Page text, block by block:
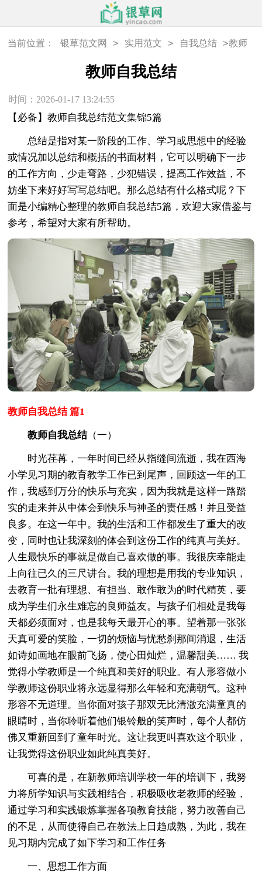
当前位置： 银草范文网 > 实用范文 > 自我总结 >教师
教师自我总结
时间：2026-01-17 13:24:55
【必备】教师自我总结范文集锦5篇
总结是指对某一阶段的工作、学习或思想中的经验
或情况加以总结和概括的书面材料，它可以明确下一步
的工作方向，少走弯路，少犯错误，提高工作效益，不
妨坐下来好好写写总结吧。那么总结有什么格式呢？下
面是小编精心整理的教师自我总结5篇，欢迎大家借鉴与
参考，希望对大家有所帮助。
教师自我总结 篇1
教师自我总结（一）
时光荏苒，一年时间已经从指缝间流逝，我在西海
小学见习期的教育教学工作已到尾声，回顾这一年的工
作，我感到万分的快乐与充实，因为我就是这样一路踏
实的走来并从中体会到快乐与神圣的责任感！并且受益
良多。在这一年中。我的生活和工作都发生了重大的改
变，同时也让我深刻的体会到这份工作的纯真与美好。
人生最快乐的事就是做自己喜欢做的事。我很庆幸能走
上向往已久的三尺讲台。我的理想是用我的专业知识，
去教育一批有理想、有担当、敢作敢为的时代精英，要
成为学生们永生难忘的良师益友。与孩子们相处是我每
天都必须面对，也是我每天最开心的事。望着那一张张
天真可爱的笑脸，一切的烦恼与忧愁刹那间消退，生活
如诗如画地在眼前飞扬，使心田灿烂，温馨甜美…… 我
觉得小学教师是一个纯真和美好的职业。有人形容做小
学教师这份职业将永远显得那么年轻和充满朝气。这种
形容不无道理。当你面对孩子那双无比清澈充满童真的
眼睛时，当你聆听着他们银铃般的笑声时，每个人都仿
佛又重新回到了童年时光。这让我更叫喜欢这个职业，
让我觉得这份职业如此纯真美好。
可喜的是，在新教师培训学校一年的培训下，我努
力将所学知识与实践相结合，积极吸收老教师的经验，
通过学习和实践锻炼掌握各项教育技能，努力改善自己
的不足，从而使得自己在教法上日趋成熟，为此，我在
见习期内完成了如下学习和工作任务
一、思想工作方面